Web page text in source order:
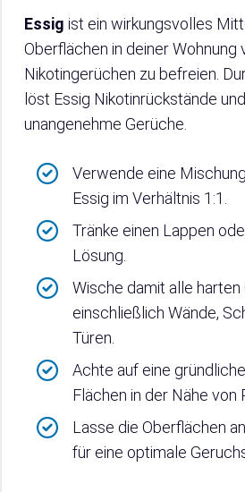
Essig ist ein wirkungsvolles
Oberflächen in deiner Wohnung
Nikotingerüchen zu befreien.
löst Essig Nikotinrückstände
unangenehme Gerüche.
Verwende eine
Essig im Verhältnis 1:1.
Tränke einen Lappen
Lösung.
Wische damit alle harten
einschließlich Wände,
Türen.
Achte auf eine
Flächen in der Nähe von
Lasse die Oberflächen
für eine optimale